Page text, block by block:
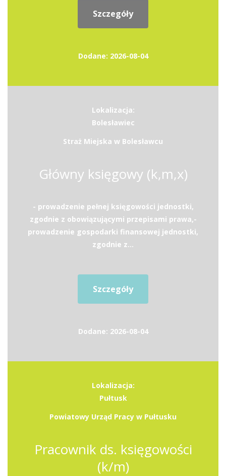
Szczegóły
Dodane: 2026-08-04
Lokalizacja:
Bolesławiec
Straż Miejska w Bolesławcu
Główny księgowy (k,m,x)
- prowadzenie pełnej księgowości jednostki,
zgodnie z obowiązującymi przepisami prawa,-
prowadzenie gospodarki finansowej jednostki,
zgodnie z...
Szczegóły
Dodane: 2026-08-04
Lokalizacja:
Pułtusk
Powiatowy Urząd Pracy w Pułtusku
Pracownik ds. księgowości
(k/m)